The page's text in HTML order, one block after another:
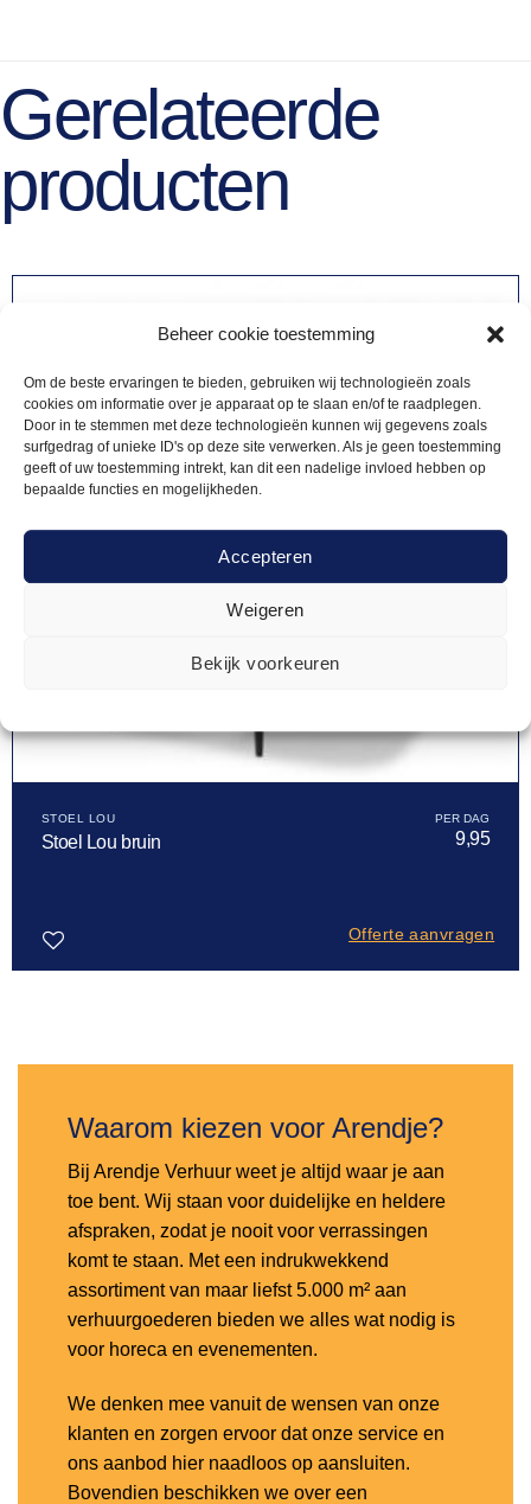
Beheer cookie toestemming
Om de beste ervaringen te bieden, gebruiken wij technologieën zoals
cookies om informatie over je apparaat op te slaan en/of te raadplegen.
Door in te stemmen met deze technologieën kunnen wij gegevens zoals
surfgedrag of unieke ID's op deze site verwerken. Als je geen toestemming
geeft of uw toestemming intrekt, kan dit een nadelige invloed hebben op
bepaalde functies en mogelijkheden.
Accepteren
Weigeren
Bekijk voorkeuren
Gerelateerde
producten
STOEL LOU
Stoel Lou bruin 9,95
Offerte aanvragen
Waarom kiezen voor Arendje?
Bij Arendje Verhuur weet je altijd waar je aan
toe bent. Wij staan voor duidelijke en heldere
afspraken, zodat je nooit voor verrassingen
komt te staan. Met een indrukwekkend
assortiment van maar liefst 5.000 m² aan
verhuurgoederen bieden we alles wat nodig is
voor horeca en evenementen.
We denken mee vanuit de wensen van onze
klanten en zorgen ervoor dat onze service en
ons aanbod hier naadloos op aansluiten.
Bovendien beschikken we over een